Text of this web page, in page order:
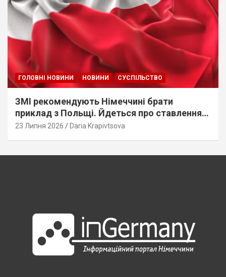
ГОЛОВНІ НОВИНИ НОВИНИ СУСПІЛЬСТВО
ЗМІ рекомендують Німеччині брати
приклад з Польщі. Йдеться про ставлення
до українців
23 Липня 2026 Daria Krapivtsova